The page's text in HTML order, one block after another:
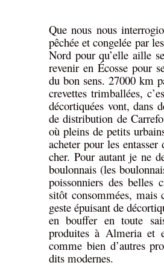
Que nous nous
pêchée et congelée par
Nord pour qu’elle aille
revenir en Écosse pour
du bon sens. 27000 km
crevettes trimballées,
décortiquées vont, dans
de distribution de
où pleins de petits
acheter pour les
cher. Pour autant je ne
boulonnais (les
poissonniers des belles
sitôt consommées,
geste épuisant de
en bouffer en toute
produites à Almeria et
comme bien d’autres
dits modernes.